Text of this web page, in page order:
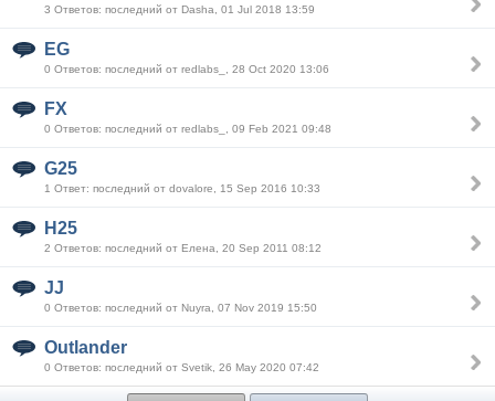
3 Ответов: последний от Dasha, 01 Jul 2018 13:59
EG
0 Ответов: последний от redlabs_, 28 Oct 2020 13:06
FX
0 Ответов: последний от redlabs_, 09 Feb 2021 09:48
G25
1 Ответ: последний от dovalore, 15 Sep 2016 10:33
H25
2 Ответов: последний от Елена, 20 Sep 2011 08:12
JJ
0 Ответов: последний от Nuyra, 07 Nov 2019 15:50
Outlander
0 Ответов: последний от Svetik, 26 May 2020 07:42